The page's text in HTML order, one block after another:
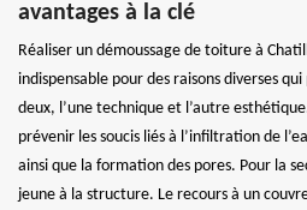
avantages à la clé
Réaliser un démoussage de toiture à
indispensable pour des raisons diverses
deux, l’une technique et l’autre
prévenir les soucis liés à l’infiltration de
ainsi que la formation des pores. Pour la
jeune à la structure. Le recours à un